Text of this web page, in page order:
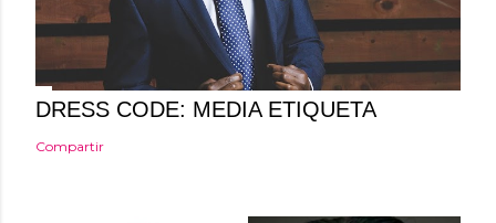
i
DRESS CODE: MEDIA ETIQUETA
Compartir